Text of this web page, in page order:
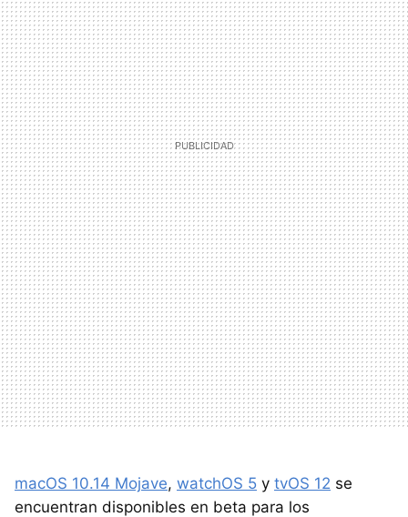
macOS 10.14 Mojave, watchOS 5 y tvOS 12 se
encuentran disponibles en beta para los